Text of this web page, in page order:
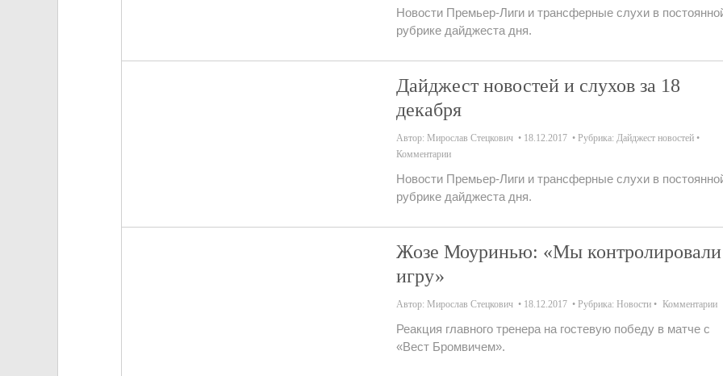
Новости Премьер-Лиги и трансферные слухи в
рубрике дайджеста дня.
Дайджест новостей и слухов за 18
декабря
Автор: Мирослав Стецкович 18.12.2017 Рубрика: Дайджест новостей
Комментарии
Новости Премьер-Лиги и трансферные слухи в
рубрике дайджеста дня.
Жозе Моуринью: «Мы контролировали
игру»
Автор: Мирослав Стецкович 18.12.2017 Рубрика: Новости Комментарии
Реакция главного тренера на гостевую победу в матче с
«Вест Бромвичем».